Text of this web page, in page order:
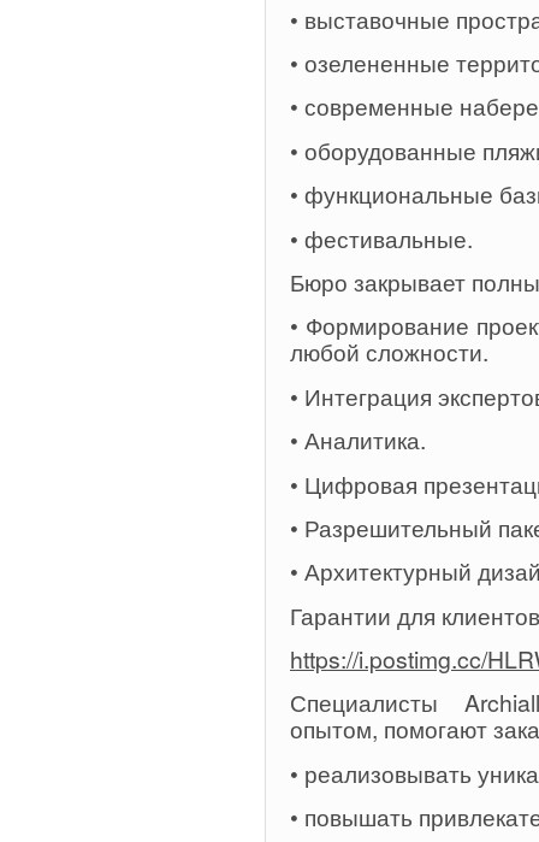
• выставочные
• озелененные
• современные
• оборудованные
• функциональные
• фестивальные.
Бюро закрывает
• Формирование
любой сложности.
• Интеграция
• Аналитика.
• Цифровая
• Разрешительный
• Архитектурный
Гарантии для клиентов
https://i.postimg.cc/
Специалисты
опытом, помогают
• реализовывать
• повышать